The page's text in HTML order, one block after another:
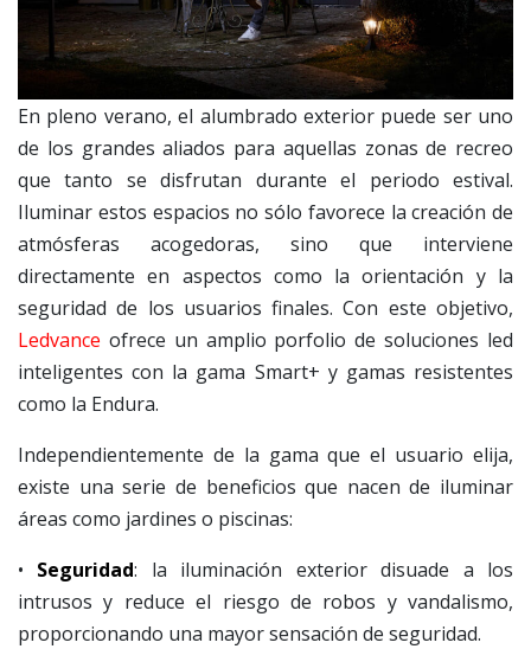
En pleno verano, el alumbrado exterior puede ser uno
de los grandes aliados para aquellas zonas de recreo
que tanto se disfrutan durante el periodo estival.
Iluminar estos espacios no sólo favorece la creación de
atmósferas acogedoras, sino que interviene
directamente en aspectos como la orientación y la
seguridad de los usuarios finales. Con este objetivo,
Ledvance ofrece un amplio porfolio de soluciones led
inteligentes con la gama Smart+ y gamas resistentes
como la Endura.
Independientemente de la gama que el usuario elija,
existe una serie de beneficios que nacen de iluminar
áreas como jardines o piscinas:
• Seguridad: la iluminación exterior disuade a los
intrusos y reduce el riesgo de robos y vandalismo,
proporcionando una mayor sensación de seguridad.